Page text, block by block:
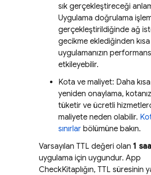
sık gerçekleştireceği
Uygulama doğrulama
gerçekleştirildiğinde ağ
gecikme eklediğinden
uygulamanızın
etkileyebilir.
Kota ve maliyet: Daha kısa
yeniden onaylama,
tüketir ve ücretli
maliyete neden olabilir.
sınırlar bölümüne bakın.
Varsayılan TTL değeri olan 1
uygulama için uygundur. App
CheckKitaplığın, TTL süresinin